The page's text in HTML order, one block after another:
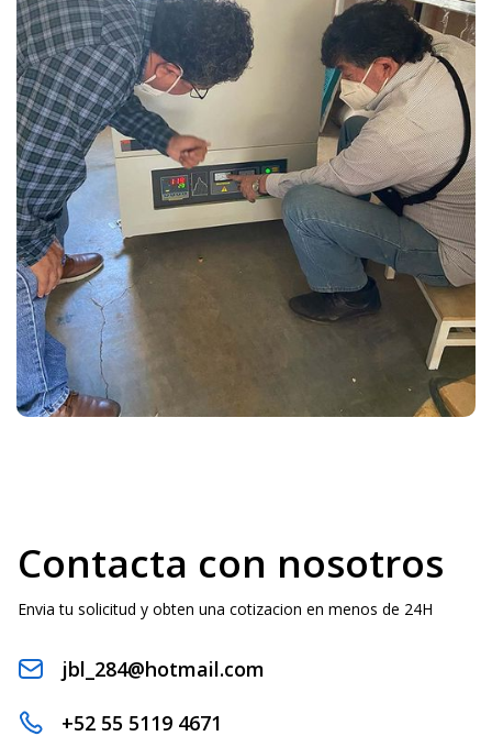
Contacta con nosotros
Envia tu solicitud y obten una cotizacion en menos de 24H
jbl_284@hotmail.com
+52 55 5119 4671